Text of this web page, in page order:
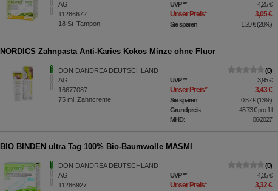
AG
11286672
18St Tampon
UVP** 4,25 €
Unser Preis* 3,05 €
Sie sparen 1,20 €(28%)
NORDICS Zahnpasta Anti-Karies Kokos Minze ohne Fluor
DON DANDREA DEUTSCHLAND
AG
16677087
75 ml Zahncreme
0
UVP** 3,95 €
Unser Preis* 3,43 €
Sie sparen 0,52 €(13%)
Grundpreis
45,73 €pro 1 l
MHD:
06/2027
BIO BINDEN ultra Tag 100% Bio-Baumwolle MASMI
DON DANDREA DEUTSCHLAND
AG
11286927
0
UVP** 4,35 €
Unser Preis* 3,32 €